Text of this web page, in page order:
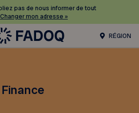
pas de nous informer de tout
Changer mon adresse »
RÉGION